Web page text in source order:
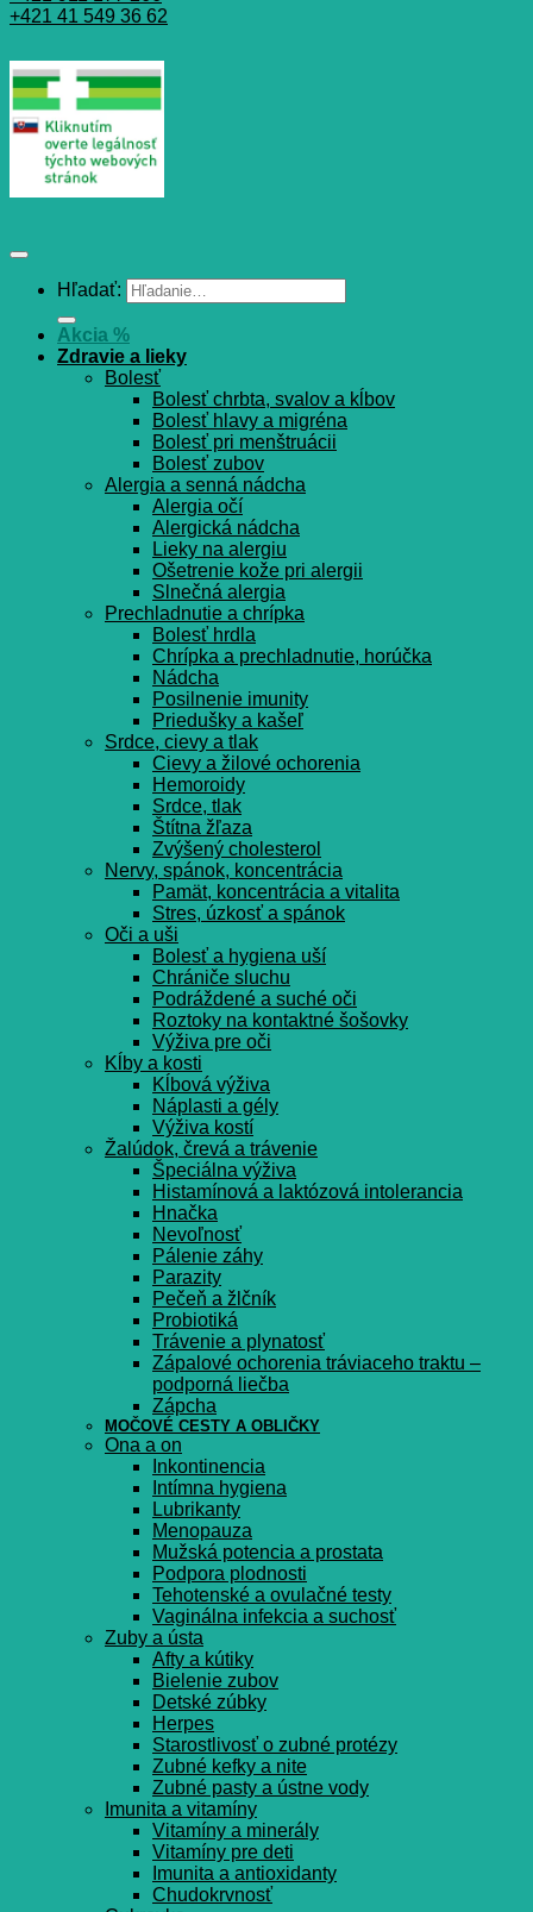
+421 41 549 36 62
Hľadať:
Akcia %
Zdravie a lieky
Bolesť
Bolesť chrbta, svalov a kĺbov
Bolesť hlavy a migréna
Bolesť pri menštruácii
Bolesť zubov
Alergia a senná nádcha
Alergia očí
Alergická nádcha
Lieky na alergiu
Ošetrenie kože pri alergii
Slnečná alergia
Prechladnutie a chrípka
Bolesť hrdla
Chrípka a prechladnutie, horúčka
Nádcha
Posilnenie imunity
Priedušky a kašeľ
Srdce, cievy a tlak
Cievy a žilové ochorenia
Hemoroidy
Srdce, tlak
Štítna žľaza
Zvýšený cholesterol
Nervy, spánok, koncentrácia
Pamät, koncentrácia a vitalita
Stres, úzkosť a spánok
Oči a uši
Bolesť a hygiena uší
Chrániče sluchu
Podráždené a suché oči
Roztoky na kontaktné šošovky
Výživa pre oči
Kĺby a kosti
Kĺbová výživa
Náplasti a gély
Výživa kostí
Žalúdok, črevá a trávenie
Špeciálna výživa
Histamínová a laktózová intolerancia
Hnačka
Nevoľnosť
Pálenie záhy
Parazity
Pečeň a žlčník
Probiotiká
Trávenie a plynatosť
Zápalové ochorenia tráviaceho traktu –
podporná liečba
Zápcha
MOČOVÉ CESTY A OBLIČKY
Ona a on
Inkontinencia
Intímna hygiena
Lubrikanty
Menopauza
Mužská potencia a prostata
Podpora plodnosti
Tehotenské a ovulačné testy
Vaginálna infekcia a suchosť
Zuby a ústa
Afty a kútiky
Bielenie zubov
Detské zúbky
Herpes
Starostlivosť o zubné protézy
Zubné kefky a nite
Zubné pasty a ústne vody
Imunita a vitamíny
Vitamíny a minerály
Vitamíny pre deti
Imunita a antioxidanty
Chudokrvnosť